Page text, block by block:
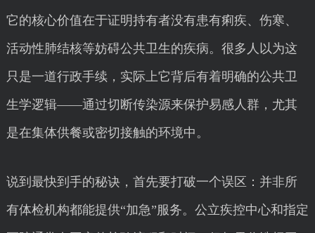
它的核心价值在于证明持有者没有患有痢疾、伤寒、
活动性肺结核等妨碍公共卫生的疾病。很多人以为这
只是一道行政手续，实际上它背后有着明确的公共卫
生学逻辑——通过切断传染源来保护易感人群，尤其
是在集体供餐或密切接触的环境中。
说到最快到手的秘诀，首先要打破一个误区：并非所
有体检机构都能提供“加急”服务。公立疾控中心和指定